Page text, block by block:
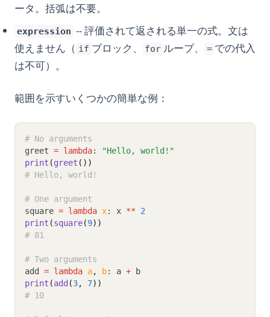
ータ。括弧は不要。
expression -- 評価されて返される単一の式。文は
使えません（ if ブロック、 for ループ、 = での代入
は不可）。
範囲を示すいくつかの簡単な例：
# No arguments
greet = lambda:
"Hello, world!"
print (greet ())
# Hello, world!
# One argument
square = lambda x: x **
2
print (square(9))
# 81
# Two arguments
add = lambda a, b: a + b
print (add (3, 7))
# 10